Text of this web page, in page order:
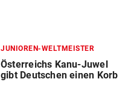
JUNIOREN-WELTMEISTER
Österreichs Kanu-Juwel
gibt Deutschen einen Korb